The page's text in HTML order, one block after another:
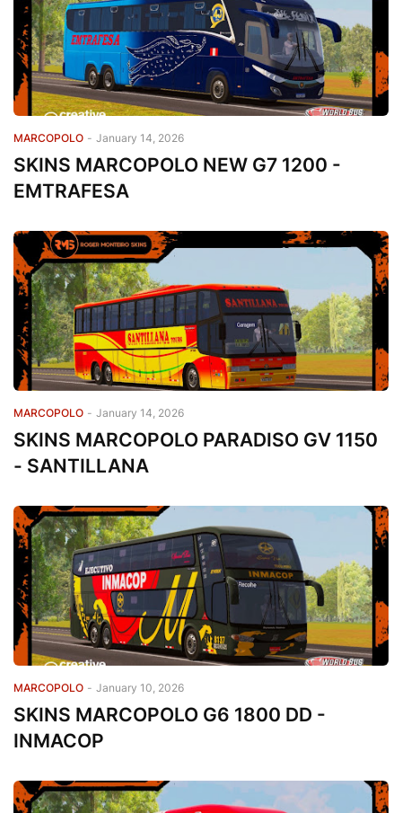
MARCOPOLO - January 14, 2026
SKINS MARCOPOLO NEW G7 1200 -
EMTRAFESA
MARCOPOLO - January 14, 2026
SKINS MARCOPOLO PARADISO GV 1150
- SANTILLANA
MARCOPOLO - January 10, 2026
SKINS MARCOPOLO G6 1800 DD -
INMACOP